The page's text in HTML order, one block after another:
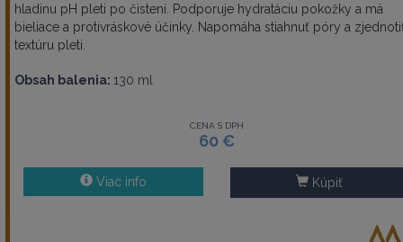
hladinu pH pleti po čistení. Podporuje hydratáciu pokožky a má
bieliace a protivráskové účinky. Napomáha stiahnuť póry a
textúru pleti.
Obsah balenia: 130 ml
CENA S DPH
60 €
Viac info Kúpiť